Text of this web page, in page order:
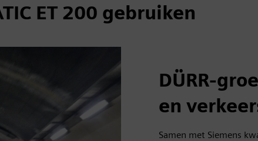
ET 200 gebruiken
DÜRR-
en
Samen met Siemens